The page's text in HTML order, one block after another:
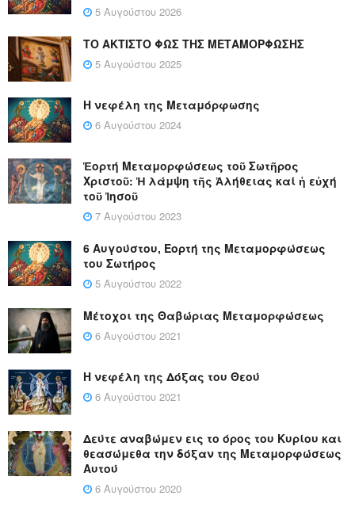
5 Αυγούστου 2026
ΤΟ ΑΚΤΙΣΤΟ ΦΩΣ ΤΗΣ ΜΕΤΑΜΟΡΦΩΣΗΣ
5 Αυγούστου 2025
Η νεφέλη της Μεταμόρφωσης
6 Αυγούστου 2024
Ἑορτή Μεταμορφώσεως τοῦ Σωτῆρος
Χριστοῦ: Ἡ λάμψη τῆς Ἀλήθειας καί ἡ εὐχή
τοῦ Ἰησοῦ
7 Αυγούστου 2023
6 Αυγούστου, Εορτή της Μεταμορφώσεως
του Σωτήρος
5 Αυγούστου 2022
Μέτοχοι της Θαβώριας Μεταμορφώσεως
6 Αυγούστου 2021
Η νεφέλη της Δόξας του Θεού
6 Αυγούστου 2021
Δεύτε αναβώμεν εις το όρος του Κυρίου και
θεασώμεθα την δόξαν της Μεταμορφώσεως
Αυτού
6 Αυγούστου 2020